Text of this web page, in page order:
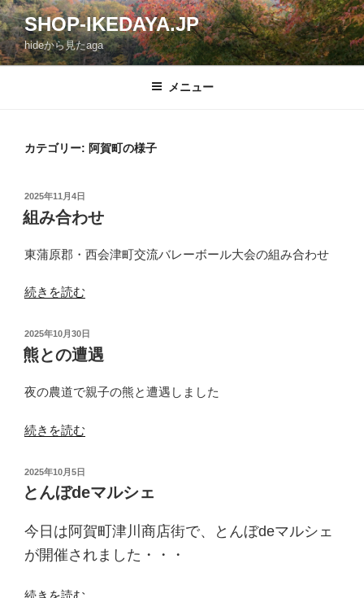
コ
ン
テ
ン
SHOP-IKEDAYA.JP
hideから見たaga
メニュー
カテゴリー: 阿賀町の様子
投
稿
日:
2025年11月4日
組み合わせ
東蒲原郡・西会津町交流バレーボール大会の組み合わせ
“組
合
わ
の
続きを読む
投
稿
日:
2025年10月30日
熊との遭遇
夜の農道で親子の熊と遭遇しました
“熊
の
遭
の
続きを読む
投
稿
日:
2025年10月5日
とんぼdeマルシェ
今日は阿賀町津川商店街で、とんぼdeマルシェ
が開催されました・・・
“と
続きを読む